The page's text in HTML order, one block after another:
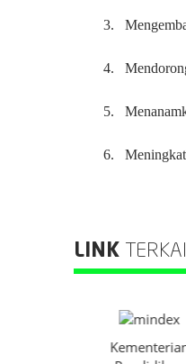
3.
4.
5.
6.
LINK